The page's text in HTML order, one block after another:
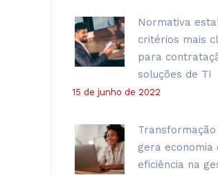
Normativa
critérios mais
para
soluções de TI
15 de junho de 2022
gera economia
eficiência na